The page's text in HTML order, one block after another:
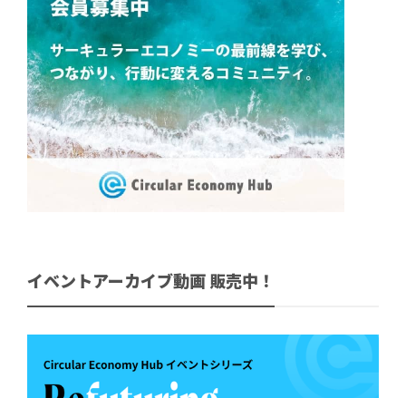
イベントアーカイブ動画 販売中！